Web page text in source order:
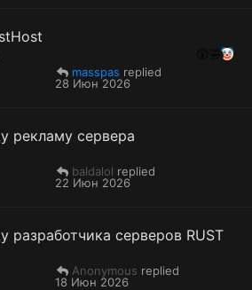
28 Июн 2026
masspas
рекламу сервера
22 Июн 2026
baldalol
разработчика серверов RUST
18 Июн 2026
Anonymous